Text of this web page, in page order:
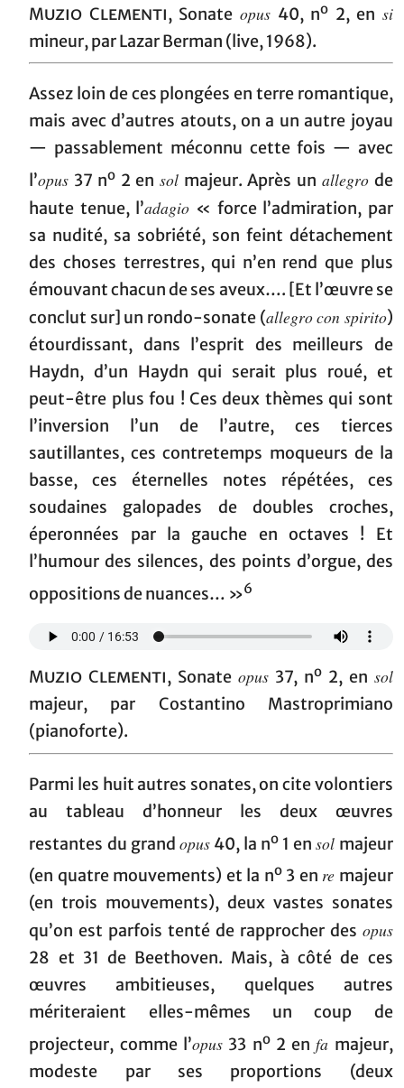
Muzio Clementi, Sonate opus40, no 2, en si
mineur, par Lazar Berman (live, 1968).
Assez loin de ces plongées en terre romantique,
mais avec d’autres atouts, on a un autre joyau
— passablement méconnu cette fois — avec
l’opus 37 no2 en sol majeur. Après un allegrode
haute tenue, l’adagio « force l’admiration, par
sa nudité, sa sobriété, son feint détachement
des choses terrestres, qui n’en rend que plus
émouvant chacun de ses aveux…. [Et l’œuvre se
conclut sur] un rondo-sonate (allegro con spirito)
étourdissant, dans l’esprit des meilleurs de
Haydn, d’un Haydn qui serait plus roué, et
peut-être plus fou ! Ces deux thèmes qui sont
l’inversion l’un de l’autre, ces tierces
sautillantes, ces contretemps moqueurs de la
basse, ces éternelles notes répétées, ces
soudaines galopades de doubles croches,
éperonnées par la gauche en octaves ! Et
l’humour des silences, des points d’orgue, des
oppositions de nuances… »6
Muzio Clementi, Sonateopus 37, no2, en sol
majeur, par Costantino Mastroprimiano
(pianoforte).
Parmi les huit autres sonates, on cite volontiers
au tableau d’honneur les deux œuvres
restantes du grand opus40, la no 1 ensol majeur
(en quatre mouvements) et la no3 en re majeur
(en trois mouvements), deux vastes sonates
qu’on est parfois tenté de rapprocher des opus
28 et 31 de Beethoven. Mais, à côté de ces
œuvres ambitieuses, quelques autres
mériteraient elles-mêmes un coup de
projecteur, comme l’opus33 no2 enfa majeur,
modeste par ses proportions (deux